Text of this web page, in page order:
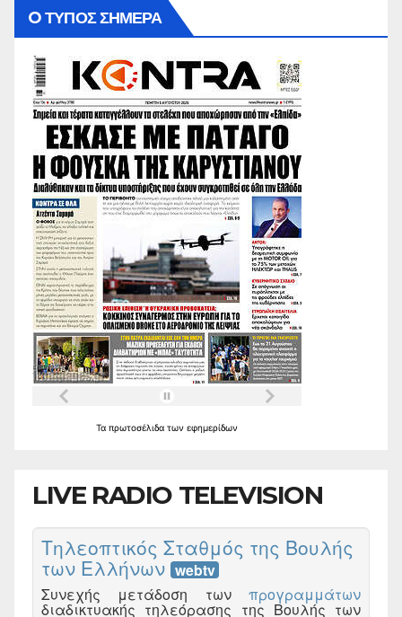
O ΤΥΠΟΣ ΣΗΜΕΡΑ
Τα πρωτοσέλιδα των εφημερίδων
LIVE RADIO TELEVISION